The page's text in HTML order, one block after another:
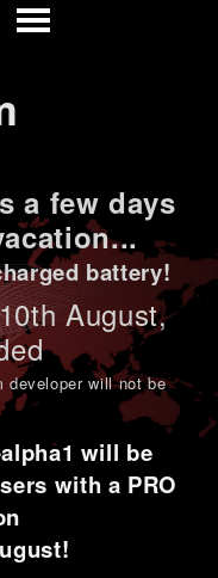
a few days
battery!
August,
developer will not be
will be
with a PRO